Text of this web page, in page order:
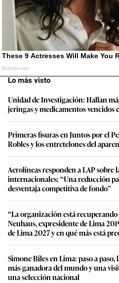
Lo más visto
Unidad de Investigación: Hallan
jeringas y medicamentos vencidos
Primeras fisuras en Juntos por el
Robles y los entretelones del
Aerolíneas responden a LAP sobre
internacionales: “Una reducción
desventaja competitiva de fondo”
“La organización está
Neuhaus, expresidente de Lima
de Lima 2027 y en qué más está
Simone Biles en Lima: paso a paso,
más ganadora del mundo y una
una selección nacional